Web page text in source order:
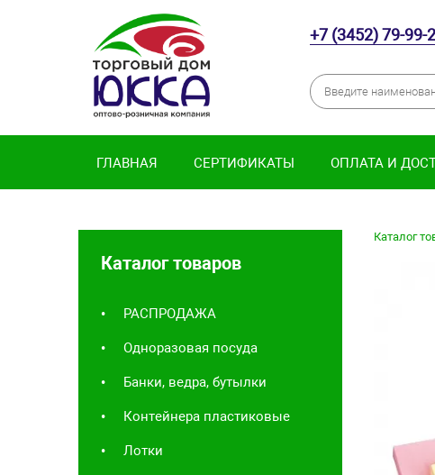
+7 (3452) 79-99-
ГЛАВНАЯ СЕРТИФИКАТЫ ОПЛАТА И
Каталог товаров
РАСПРОДАЖА
Одноразовая посуда
Банки, ведра, бутылки
Контейнера пластиковые
Лотки
Каталог